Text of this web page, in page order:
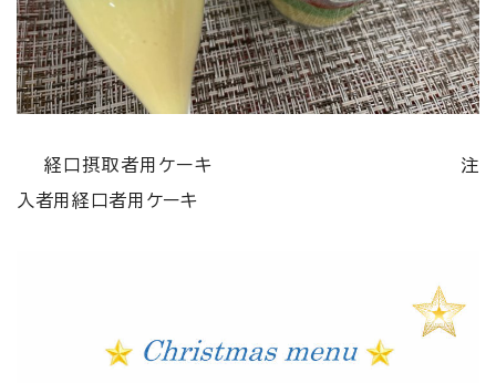
経口摂取者用ケーキ 注
入者用経口者用ケーキ